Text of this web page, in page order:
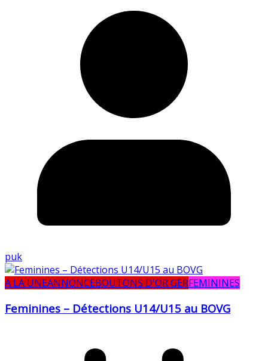
puk
A LA UNEANNONCEBOUTONS D'OR GERFEMININES
Feminines – Détections U14/U15 au BOVG